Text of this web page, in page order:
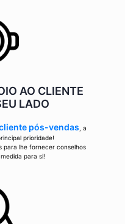
AO CLIENTE
LADO
pós-vendas , a
prioridade!
para lhe fornecer conselhos
para si!